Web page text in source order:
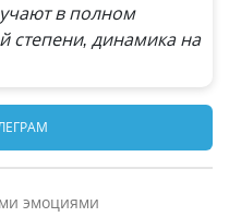
в полном
степени, динамика на
эмоциями